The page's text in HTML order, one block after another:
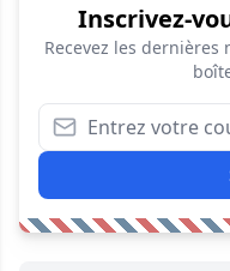
Inscrivez-
Recevez les